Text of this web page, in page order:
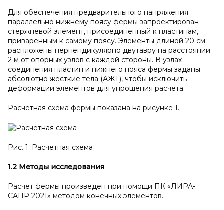
Для обеспечения предварительного напряжения
параллельно нижнему поясу фермы запроектирован
стержневой элемент, присоединенный к пластинам,
приваренным к самому поясу. Элементы длиной 20 см
распложены перпендикулярно двутавру на расстоянии
2 м от опорных узлов с каждой стороны. В узлах
соединения пластин и нижнего пояса фермы заданы
абсолютно жесткие тела (АЖТ), чтобы исключить
деформации элементов для упрощения расчета.
Расчетная схема фермы показана на рисунке 1.
Рис. 1. Расчетная схема
1.2 Методы исследования
Расчет фермы произведен при помощи ПК «ЛИРА-
САПР 2021» методом конечных элементов.